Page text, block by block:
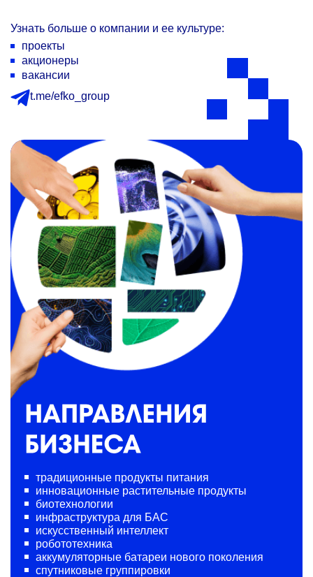
Узнать больше о компании и ее культуре:
проекты
акционеры
вакансии
t.me/efko_group
традиционные продукты питания
инновационные растительные продукты
биотехнологии
инфраструктура для БАС
искусственный интеллект
робототехника
аккумуляторные батареи нового поколения
спутниковые группировки